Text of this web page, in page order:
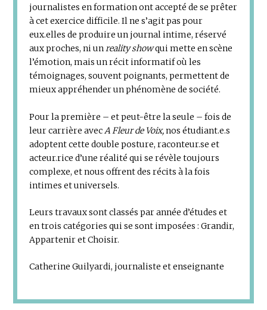
journalistes en formation ont accepté de se prêter
à cet exercice difficile. Il ne s’agit pas pour
eux.elles de produire un journal intime, réservé
aux proches, ni unreality showqui mette en scène
l’émotion, mais un récit informatif où les
témoignages, souvent poignants, permettent de
mieux appréhender un phénomène de société.
Pour la première – et peut-être la seule – fois de
leur carrière avecA Fleur de Voix,nos étudiant.e.s
adoptent cette double posture, raconteur.se et
acteur.rice d’une réalité qui se révèle toujours
complexe, et nous offrent des récits à la fois
intimes et universels.
Leurs travaux sont classés par année d’études et
en trois catégories qui se sont imposées : Grandir,
Appartenir et Choisir.
Catherine Guilyardi, journaliste et enseignante